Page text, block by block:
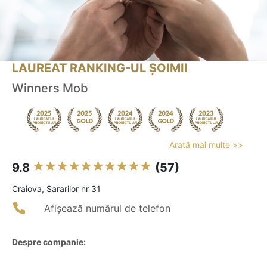
LAUREAT RANKING-UL ȘOIMII
Winners Mob
Arată mai multe >>
9.8 (57)
Craiova, Sararilor nr 31
Afișează numărul de telefon
Despre companie: